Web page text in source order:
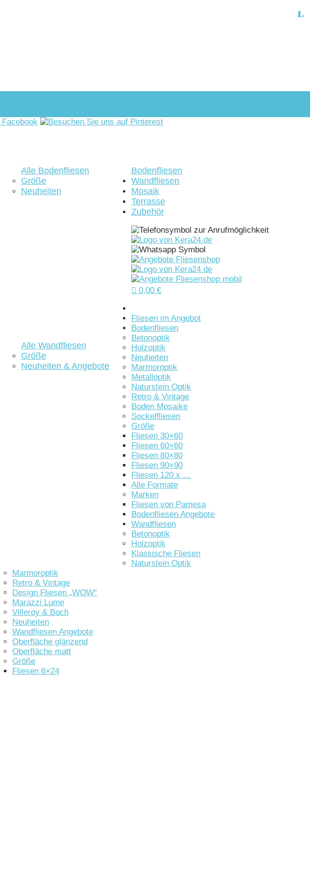
Bodenfliesen
Alle Bodenfliesen
Größe
Neuheiten
Wandfliesen
Alle Wandfliesen
Größe
Neuheiten & Angebote
Mosaik
Terrasse
Zubehör
 0,00 €
Fliesen im Angebot
Bodenfliesen
Betonoptik
Holzoptik
Neuheiten
Marmoroptik
Metalloptik
Naturstein Optik
Retro & Vintage
Boden Mosaike
Sockelfliesen
Größe
Fliesen 30×60
Fliesen 60×60
Fliesen 80×80
Fliesen 90×90
Fliesen 120 x …
Alle Formate
Marken
Fliesen von Pamesa
Bodenfliesen Angebote
Wandfliesen
Betonoptik
Holzoptik
Klassische Fliesen
Naturstein Optik
Marmoroptik
Retro & Vintage
Design Fliesen „WOW“
Marazzi Lume
Villeroy & Boch
Neuheiten
Wandfliesen Angebote
Oberfläche glänzend
Oberfläche matt
Größe
Fliesen 6×24